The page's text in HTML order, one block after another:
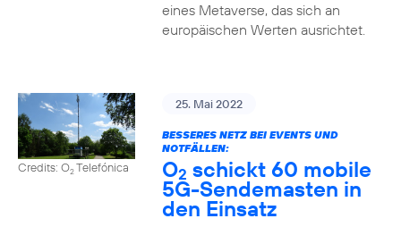
eines Metaverse, das sich an
europäischen Werten ausrichtet.
Credits: O2Telefónica
25. Mai 2022
BESSERES NETZ BEI EVENTS UND
NOTFÄLLEN:
O2 schickt 60 mobile
5G-Sendemasten in
den Einsatz